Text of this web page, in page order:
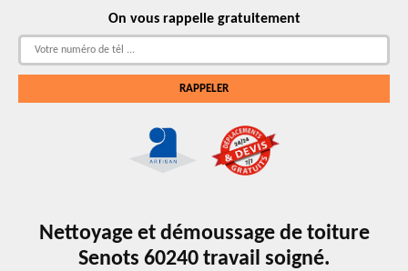
On vous rappelle gratuitement
Nettoyage et démoussage de toiture
Senots 60240 travail soigné.